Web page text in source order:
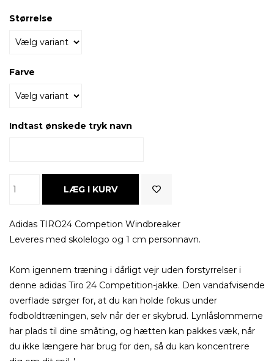
Størrelse
Farve
Indtast ønskede tryk navn
Adidas TIRO24 Competion Windbreaker
Leveres med skolelogo og 1 cm personnavn.
Kom igennem træning i dårligt vejr uden forstyrrelser i
denne adidas Tiro 24 Competition-jakke. Den vandafvisende
overflade sørger for, at du kan holde fokus under
fodboldtræningen, selv når der er skybrud. Lynlåslommerne
har plads til dine småting, og hætten kan pakkes væk, når
du ikke længere har brug for den, så du kan koncentrere